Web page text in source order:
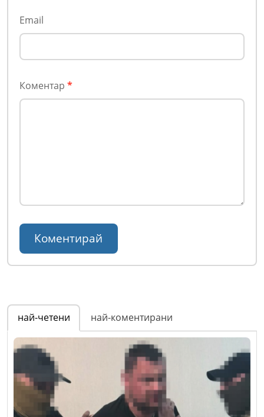
Email
Коментар *
най-четени най-коментирани